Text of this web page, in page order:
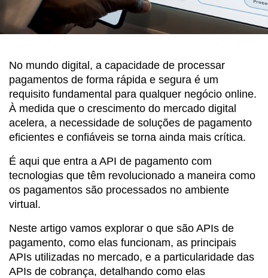
No mundo digital, a capacidade de processar
pagamentos de forma rápida e segura é um
requisito fundamental para qualquer negócio online.
À medida que o crescimento do mercado digital
acelera, a necessidade de soluções de pagamento
eficientes e confiáveis se torna ainda mais crítica.
É aqui que entra a API de pagamento com
tecnologias que têm revolucionado a maneira como
os pagamentos são processados no ambiente
virtual.
Neste artigo vamos explorar o que são APIs de
pagamento, como elas funcionam, as principais
APIs utilizadas no mercado, e a particularidade das
APIs de cobrança, detalhando como elas